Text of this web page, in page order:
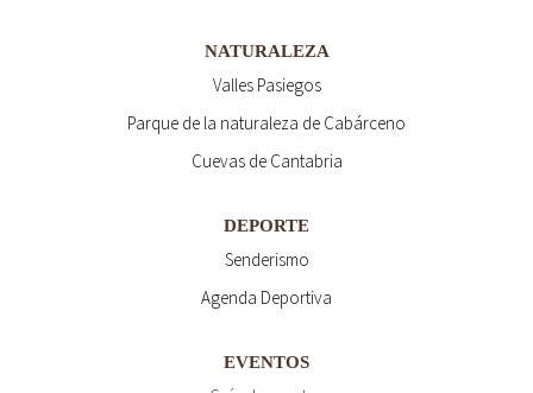
NATURALEZA
Valles Pasiegos
Parque de la naturaleza de Cabárceno
Cuevas de Cantabria
DEPORTE
Senderismo
Agenda Deportiva
EVENTOS